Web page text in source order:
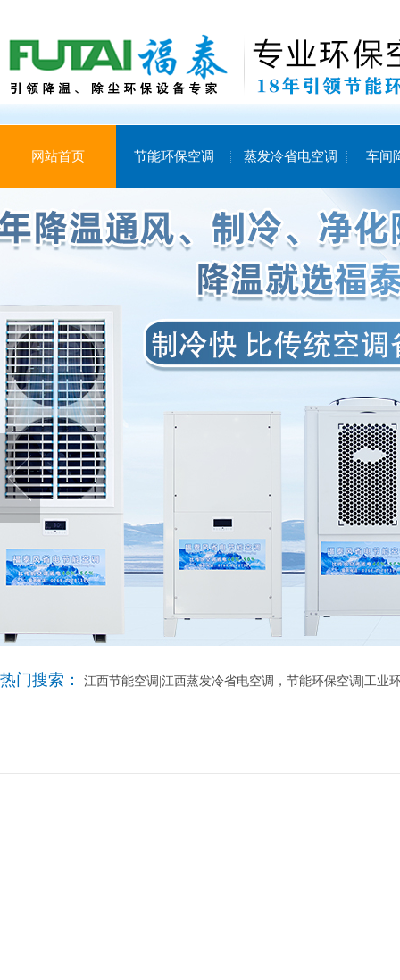
网站首页 节能环保空调 蒸发冷省电空调 车间
热门搜索： 江西节能空调|江西蒸发冷省电空调，节能环保空调|工业